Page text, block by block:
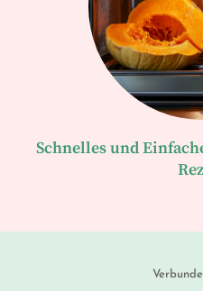
Schnelles und